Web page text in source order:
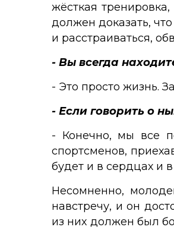
жёсткая
должен доказать,
и расстраиваться,
- Вы всегда
- Это просто жизнь.
- Если говорить о
- Конечно, мы все
спортсменов,
будет и в сердцах и
Несомненно,
навстречу, и он
из них должен был